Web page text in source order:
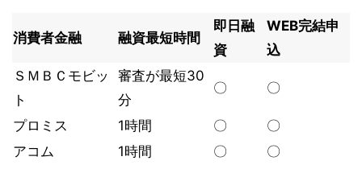
消費者金融 融資最短時間
即日融
資
WEB完結申
込
ＳＭＢＣモビッ
ト
審査が最短30
分
〇 〇
プロミス 1時間 〇
〇
アコム
1時間 〇 〇